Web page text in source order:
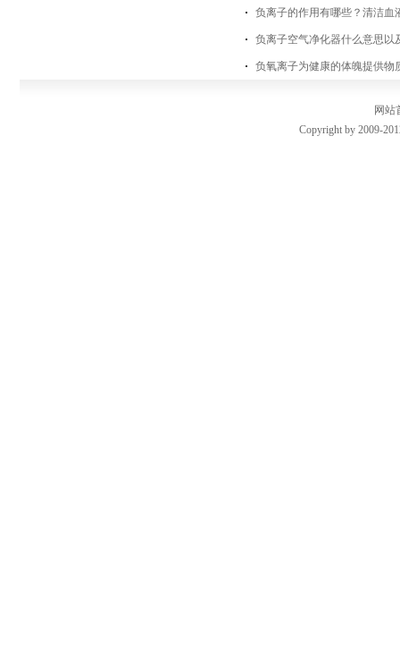
负离子的作用有哪些？清洁血
负离子空气净化器什么意思以
负氧离子为健康的体魄提供物
网站
Copyright by 2009-